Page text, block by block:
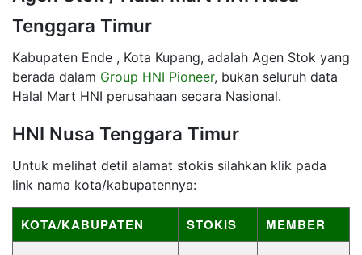
Tenggara Timur
Kabupaten Ende , Kota Kupang, adalah Agen Stok yang
berada dalam Group HNI Pioneer, bukan seluruh data
Halal Mart HNI perusahaan secara Nasional.
HNI Nusa Tenggara Timur
Untuk melihat detil alamat stokis silahkan klik pada
link nama kota/kabupatennya:
KOTA/KABUPATEN STOKIS MEMBER